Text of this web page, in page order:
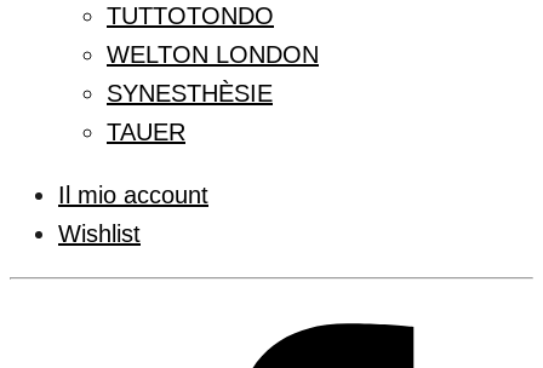
TUTTOTONDO
WELTON LONDON
SYNESTHÈSIE
TAUER
Il mio account
Wishlist